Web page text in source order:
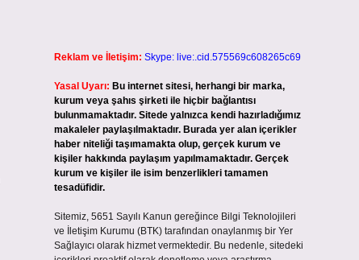
Reklam ve İletişim: Skype: live:.cid.575569c608265c69
Yasal Uyarı: Bu internet sitesi, herhangi bir marka,
kurum veya şahıs şirketi ile hiçbir bağlantısı
bulunmamaktadır. Sitede yalnızca kendi hazırladığımız
makaleler paylaşılmaktadır. Burada yer alan içerikler
haber niteliği taşımamakta olup, gerçek kurum ve
kişiler hakkında paylaşım yapılmamaktadır. Gerçek
kurum ve kişiler ile isim benzerlikleri tamamen
tesadüfidir.
Sitemiz, 5651 Sayılı Kanun gereğince Bilgi Teknolojileri
ve İletişim Kurumu (BTK) tarafından onaylanmış bir Yer
Sağlayıcı olarak hizmet vermektedir. Bu nedenle, sitedeki